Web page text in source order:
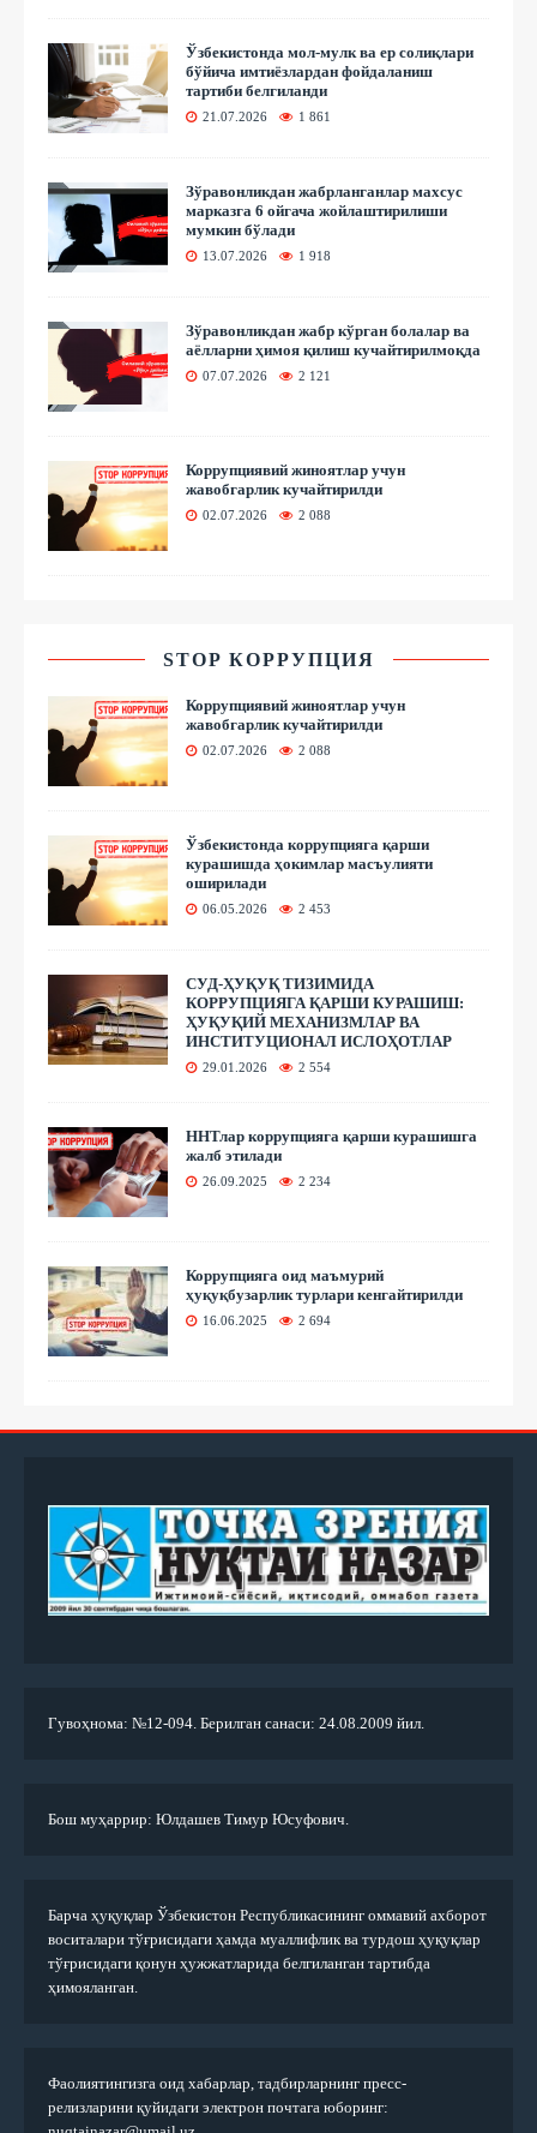
Ўзбекистонда мол-мулк ва ер солиқлари
бўйича имтиёзлардан фойдаланиш
тартиби белгиланди
21.07.2026 1 861
Зўравонликдан жабрланганлар махсус
марказга 6 ойгача жойлаштирилиши
мумкин бўлади
13.07.2026 1 918
Зўравонликдан жабр кўрган болалар ва
аёлларни ҳимоя қилиш кучайтирилмоқда
07.07.2026 2 121
Коррупциявий жиноятлар учун
жавобгарлик кучайтирилди
02.07.2026 2 088
STOP КОРРУПЦИЯ
Коррупциявий жиноятлар учун
жавобгарлик кучайтирилди
02.07.2026 2 088
Ўзбекистонда коррупцияга қарши
курашишда ҳокимлар масъулияти
оширилади
06.05.2026 2 453
СУД-ҲУҚУҚ ТИЗИМИДА
КОРРУПЦИЯГА ҚАРШИ КУРАШИШ:
ҲУҚУҚИЙ МЕХАНИЗМЛАР ВА
ИНСТИТУЦИОНАЛ ИСЛОҲОТЛАР
29.01.2026 2 554
ННТлар коррупцияга қарши курашишга
жалб этилади
26.09.2025 2 234
Коррупцияга оид маъмурий
ҳуқуқбузарлик турлари кенгайтирилди
16.06.2025 2 694
Гувоҳнома: №12-094. Берилган санаси: 24.08.2009 йил.
Бош муҳаррир: Юлдашев Тимур Юсуфович.
Барча ҳуқуқлар Ўзбекистон Республикасининг оммавий ахборот
воситалари тўғрисидаги ҳамда муаллифлик ва турдош ҳуқуқлар
тўғрисидаги қонун ҳужжатларида белгиланган тартибда
ҳимояланган.
Фаолиятингизга оид хабарлар, тадбирларнинг пресс-
релизларини қуйидаги электрон почтага юборинг: